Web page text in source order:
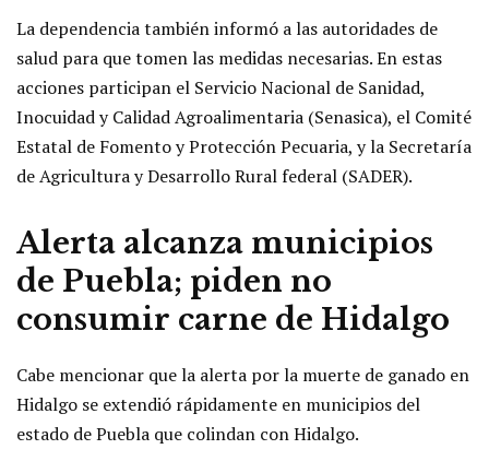
La dependencia también informó a las autoridades de
salud para que tomen las medidas necesarias. En estas
acciones participan el Servicio Nacional de Sanidad,
Inocuidad y Calidad Agroalimentaria (Senasica), el Comité
Estatal de Fomento y Protección Pecuaria, y la Secretaría
de Agricultura y Desarrollo Rural federal (SADER).
Alerta alcanza municipios
de Puebla; piden no
consumir carne de Hidalgo
Cabe mencionar que la alerta por la muerte de ganado en
Hidalgo se extendió rápidamente en municipios del
estado de Puebla que colindan con Hidalgo.